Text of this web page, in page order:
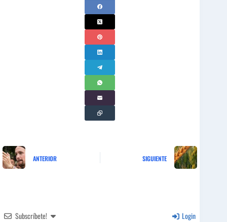
ANTERIOR SIGUIENTE
Subscríbete! Login